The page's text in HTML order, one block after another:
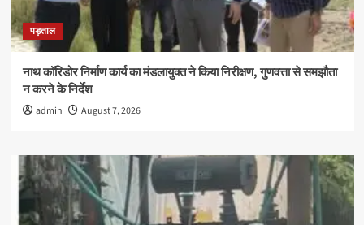
पड़ताल
नाथ कॉरिडोर निर्माण कार्य का मंडलायुक्त ने किया निरीक्षण, गुणवत्ता से समझौता
न करने के निर्देश
admin August 7, 2026